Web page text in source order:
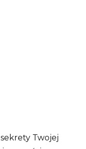
sekrety Twojej